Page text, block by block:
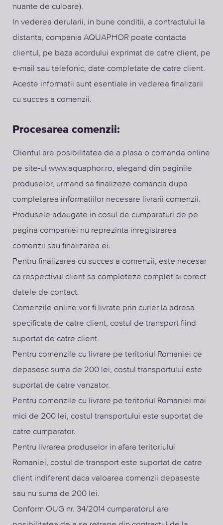
nuante de culoare).
In vederea derularii, in bune conditii, a contractului la
distanta, compania AQUAPHOR poate contacta
clientul, pe baza acordului exprimat de catre client, pe
e-mail sau telefonic, date completate de catre client.
Aceste informatii sunt esentiale in vederea finalizarii
cu succes a comenzii.
Procesarea comenzii:
Clientul are posibilitatea de a plasa o comanda online
pe site-ul www.aquaphor.ro, alegand din paginile
produselor, urmand sa finalizeze comanda dupa
completarea informatiilor necesare livrarii comenzii.
Produsele adaugate in cosul de cumparaturi de pe
pagina companiei nu reprezinta inregistrarea
comenzii sau finalizarea ei.
Pentru finalizarea cu succes a comenzii, este necesar
ca respectivul client sa completeze complet si corect
datele de contact.
Comenzile online vor fi livrate prin curier la adresa
specificata de catre client, costul de transport fiind
suportat de catre client.
Pentru comenzile cu livrare pe teritoriul Romaniei ce
depasesc suma de 200 lei, costul transportului este
suportat de catre vanzator.
Pentru comenzile cu livrare pe teritoriul Romaniei mai
mici de 200 lei, costul transportului este suportat de
catre cumparator.
Pentru livrarea produselor in afara teritoriului
Romaniei, costul de transport este suportat de catre
client indiferent daca valoarea comenzii depaseste
sau nu suma de 200 lei.
Conform OUG nr. 34/2014 cumparatorul are